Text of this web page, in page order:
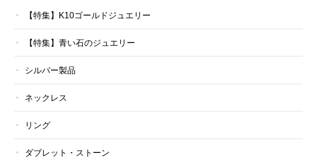
【特集】K10ゴールドジュエリー
【特集】青い石のジュエリー
シルバー製品
ネックレス
リング
ダブレット・ストーン